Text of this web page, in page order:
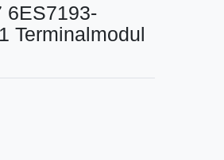
6ES7193-
Terminalmodul